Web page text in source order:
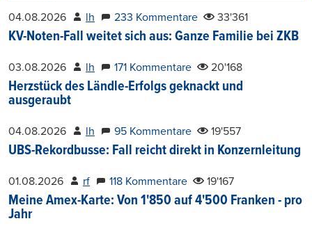
04.08.2026 lh 233 Kommentare 33'361
KV-Noten-Fall weitet sich aus: Ganze Familie bei ZKB
03.08.2026 lh 171 Kommentare 20'168
Herzstück des Ländle-Erfolgs geknackt und
ausgeraubt
04.08.2026 lh 95 Kommentare 19'557
UBS-Rekordbusse: Fall reicht direkt in Konzernleitung
01.08.2026 rf 118 Kommentare 19'167
Meine Amex-Karte: Von 1'850 auf 4'500 Franken - pro
Jahr